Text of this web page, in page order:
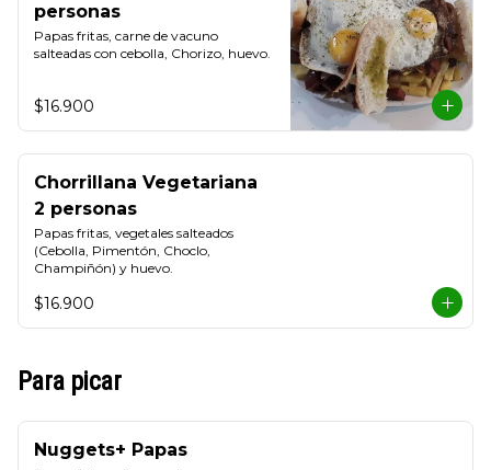
personas
Papas fritas, carne de vacuno
salteadas con cebolla, Chorizo, huevo.
$16.900
Chorrillana Vegetariana
2 personas
Papas fritas, vegetales salteados
(Cebolla, Pimentón, Choclo,
Champiñón) y huevo.
$16.900
Para picar
Nuggets+ Papas